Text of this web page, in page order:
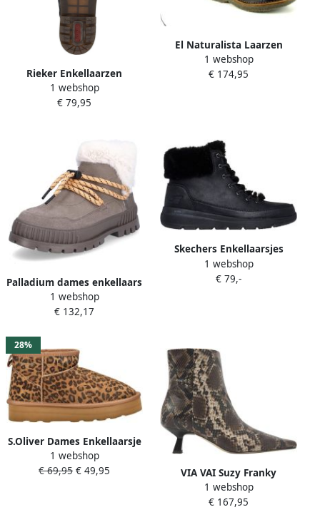
Rieker Enkellaarzen
Bottines 78240
1 webshop
€ 79,95
El Naturalista Laarzen
Volcano
1 webshop
€ 174,95
Palladium dames enkellaars
Pallashock Lo Hiver taupe
1 webshop
€ 132,17
Skechers Enkellaarsjes
Glacial Ultra Wonderland
1 webshop
€ 79,-
28%
S.Oliver Dames Enkellaarsje
5-26352-41 907
1 webshop
€ 69,95 € 49,95
VIA VAI Suzy Franky
Enkellaarsjes dames
1 webshop
€ 167,95